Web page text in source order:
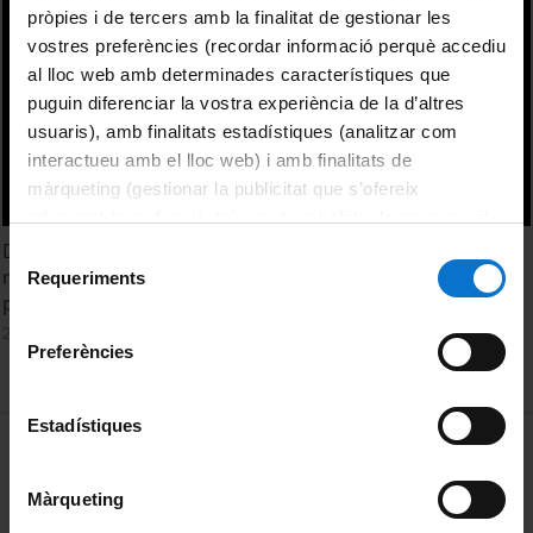
pròpies i de tercers amb la finalitat de gestionar les
vostres preferències (recordar informació perquè accediu
al lloc web amb determinades característiques que
puguin diferenciar la vostra experiència de la d’altres
usuaris), amb finalitats estadístiques (analitzar com
interactueu amb el lloc web) i amb finalitats de
màrqueting (gestionar la publicitat que s’ofereix
consultar laPolítica de galetes del lloc web de la
Selecció
consentiment
Requeriments
Preferències
Estadístiques
Màrqueting
Desenvolupament de l'aula virtual de l'assignatura de
reactors químics. Posada en marxa d'estratègies i
pràctiques d'avaluació formativa
MENÚ PEU 1